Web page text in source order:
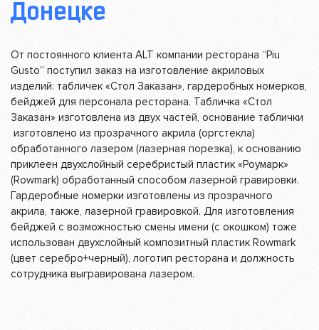
Донецке
От постоянного клиента ALT компании ресторана “Piu
Gusto” поступил заказ на изготовление акриловых
изделий: табличек «Стол Заказан», гардеробных номерков,
бейджей для персонала ресторана. Табличка «Стол
Заказан» изготовлена из двух частей, основание таблички
изготовлено из прозрачного акрила (оргстекла)
обработанного лазером (лазерная порезка), к основанию
приклеен двухслойный серебристый пластик «Роумарк»
(Rowmark) обработанный способом лазерной гравировки.
Гардеробные номерки изготовлены из прозрачного
акрила, также, лазерной гравировкой. Для изготовления
бейджей с возможностью смены имени (с окошком) тоже
использован двухслойный композитный пластик Rowmark
(цвет серебро+черный), логотип ресторана и должность
сотрудника выгравирована лазером.